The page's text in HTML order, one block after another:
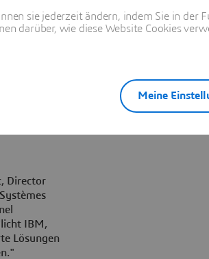
den Nutzen
Demand
bleiben für
Director
IBM,
Lösungen
sie jederzeit ändern, indem Sie in der
darüber, wie diese Website Cookies
Meine